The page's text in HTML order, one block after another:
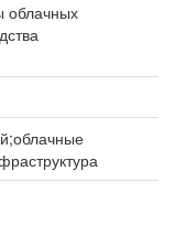
облачных